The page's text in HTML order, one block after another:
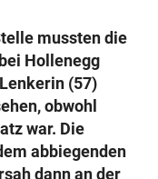
mussten die
Hollenegg
(57)
obwohl
war. Die
abbiegenden
dann an der